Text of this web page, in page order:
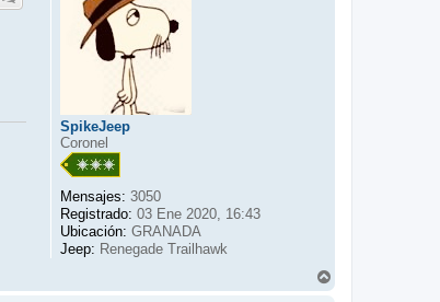
SpikeJeep
Coronel
Mensajes: 3050
Registrado: 03 Ene 2020, 16:43
Ubicación: GRANADA
Jeep: Renegade Trailhawk